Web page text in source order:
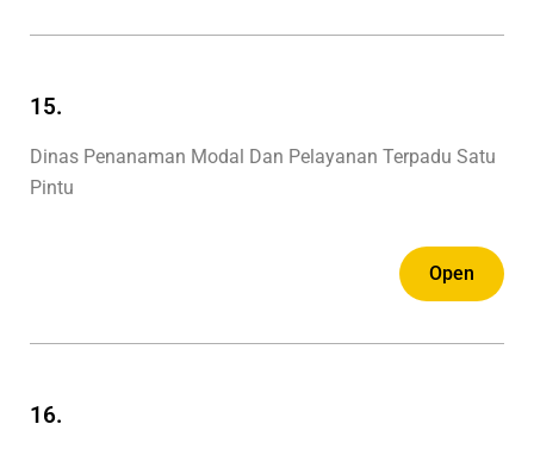
15.
Dinas Penanaman Modal Dan Pelayanan Terpadu Satu
Pintu
Open
16.